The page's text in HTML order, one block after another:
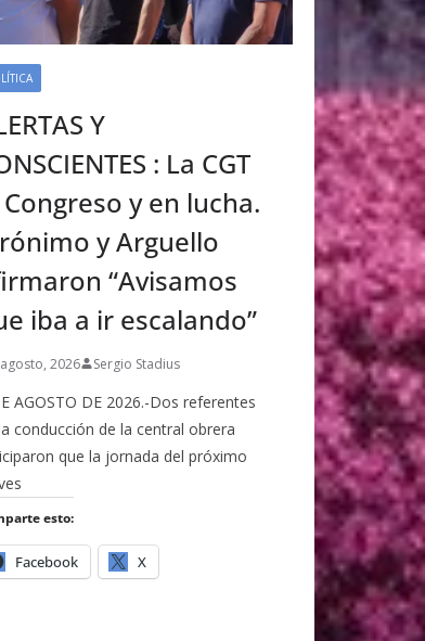
Y
: La CGT
y en lucha.
y Arguello
“Avisamos
iba a ir escalando”
2026 Sergio Stadius
AGOSTO DE 2026.-Dos referentes
conducción de la central obrera
que la jornada del próximo
esto:
Facebook X